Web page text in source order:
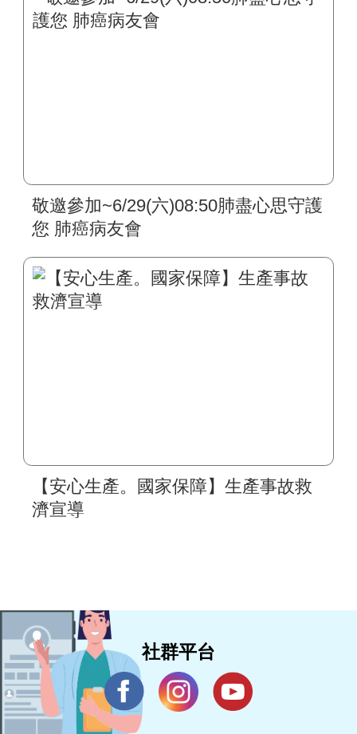
敬邀參加~6/29(六)08:50肺盡心思守護
您 肺癌病友會
【安心生產。國家保障】生產事故救
濟宣導
社群平台